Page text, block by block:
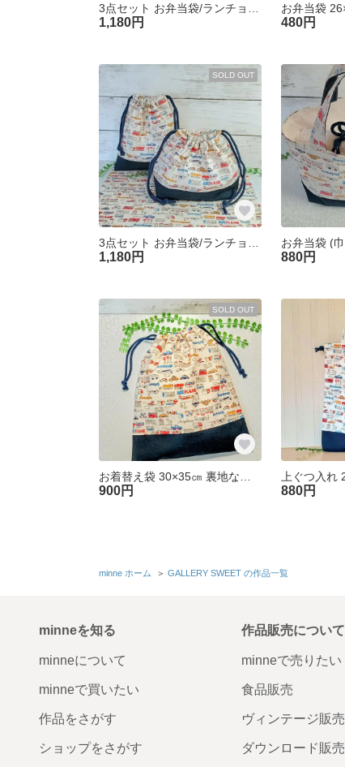
1,180円 480円
SOLD OUT
1,180円 880円
SOLD OUT
お着替え袋 30×35㎝ 裏地なし [くるま生成り色×ネイビー] 体操服入れ お着替え入れ 巾着袋 入園入学準備 男の子
900円 880円
minne ホーム ＞ GALLERY SWEET の作品一覧
minneを知る
minneについて
minneで買いたい
作品をさがす
ショップをさがす
作品販売について
minneで売りたい
食品販売
ヴィンテージ販売
ダウンロード販売